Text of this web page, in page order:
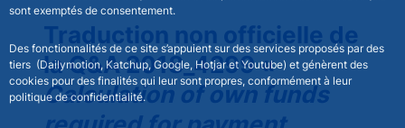
sont exemptés de consentement.
Des fonctionnalités de ce site s’appuient sur des services proposés par des
tiers (Dailymotion, Katchup, Google, Hotjar et Youtube) et génèrent des
cookies pour des finalités qui leur sont propres, conformément à leur
politique de confidentialité.
Traduction non officielle de
la Q&A 2018_4299 «
Calculation of own funds